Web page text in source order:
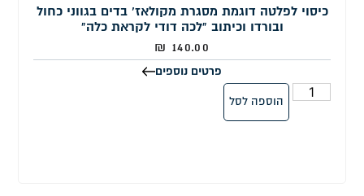
כיסוי לפלטה דוגמת מסגרת מקולאז' בדים בגווני כחול
ובורדו וכיתוב "לכה דודי לקראת כלה"
140.00
₪
פרטים נוספים
הוספה לסל